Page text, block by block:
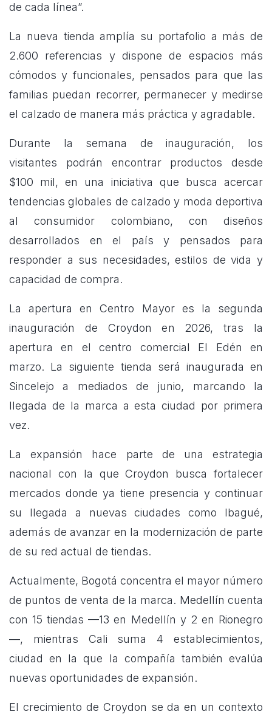
de cada línea”.
La nueva tienda amplía su portafolio a más de
2.600 referencias y dispone de espacios más
cómodos y funcionales, pensados para que las
familias puedan recorrer, permanecer y medirse
el calzado de manera más práctica y agradable.
Durante la semana de inauguración, los
visitantes podrán encontrar productos desde
$100 mil, en una iniciativa que busca acercar
tendencias globales de calzado y moda deportiva
al consumidor colombiano, con diseños
desarrollados en el país y pensados para
responder a sus necesidades, estilos de vida y
capacidad de compra.
La apertura en Centro Mayor es la segunda
inauguración de Croydon en 2026, tras la
apertura en el centro comercial El Edén en
marzo. La siguiente tienda será inaugurada en
Sincelejo a mediados de junio, marcando la
llegada de la marca a esta ciudad por primera
vez.
La expansión hace parte de una estrategia
nacional con la que Croydon busca fortalecer
mercados donde ya tiene presencia y continuar
su llegada a nuevas ciudades como Ibagué,
además de avanzar en la modernización de parte
de su red actual de tiendas.
Actualmente, Bogotá concentra el mayor número
de puntos de venta de la marca. Medellín cuenta
con 15 tiendas —13 en Medellín y 2 en Rionegro
—, mientras Cali suma 4 establecimientos,
ciudad en la que la compañía también evalúa
nuevas oportunidades de expansión.
El crecimiento de Croydon se da en un contexto